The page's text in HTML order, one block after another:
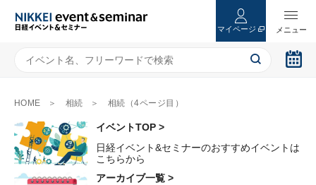
マイページ
HOME 相続 相続（4ページ目）
イベントTOP >
日経イベント&セミナーのおすすめイベントは
こちらから
アーカイブ一覧 >